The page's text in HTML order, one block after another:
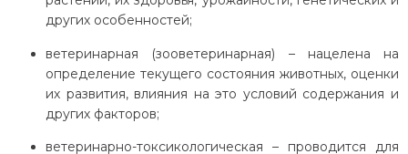
других особенностей;
ветеринарная (зооветеринарная) – нацелена на
определение текущего состояния животных, оценки
их развития, влияния на это условий содержания и
других факторов;
ветеринарно-токсикологическая – проводится для